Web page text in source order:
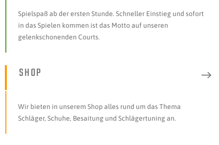
Spielspaß ab der ersten Stunde. Schneller Einstieg und sofort
in das Spielen kommen ist das Motto auf unseren
gelenkschonenden Courts.
SHOP
Wir bieten in unserem Shop alles rund um das Thema
Schläger, Schuhe, Besaitung und Schlägertuning an.